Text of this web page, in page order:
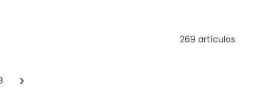
269 artículos